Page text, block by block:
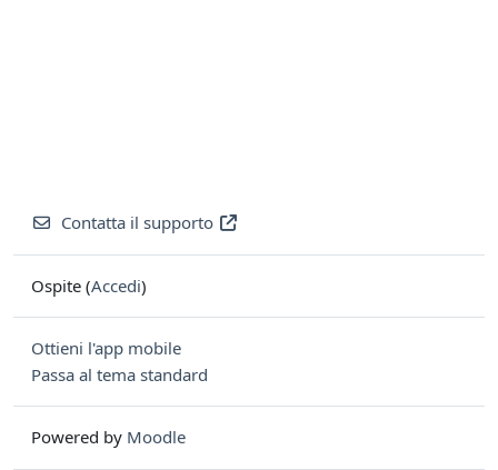
Contatta il supporto
Ospite (Accedi)
Ottieni l'app mobile
Passa al tema standard
Powered by Moodle